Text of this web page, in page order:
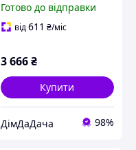
комплект (неіржавка)
(ZM5583)
Готово до відправки
від611 ₴/міс
3 666₴
Купити
ДімДаДача 98%